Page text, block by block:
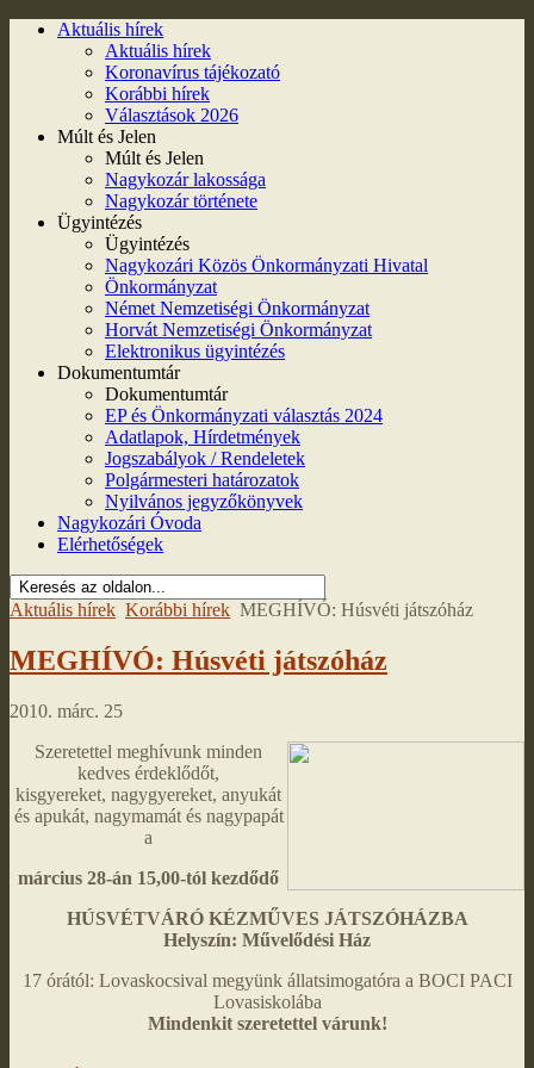
Aktuális hírek
Aktuális hírek
Koronavírus tájékozató
Korábbi hírek
Választások 2026
Múlt és Jelen
Múlt és Jelen
Nagykozár lakossága
Nagykozár története
Ügyintézés
Ügyintézés
Nagykozári Közös Önkormányzati Hivatal
Önkormányzat
Német Nemzetiségi Önkormányzat
Horvát Nemzetiségi Önkormányzat
Elektronikus ügyintézés
Dokumentumtár
Dokumentumtár
EP és Önkormányzati választás 2024
Adatlapok, Hírdetmények
Jogszabályok / Rendeletek
Polgármesteri határozatok
Nyilvános jegyzőkönyvek
Nagykozári Óvoda
Elérhetőségek
Aktuális hírek Korábbi hírek MEGHÍVÓ: Húsvéti játszóház
MEGHÍVÓ: Húsvéti játszóház
2010. márc. 25
Szeretettel meghívunk minden
kedves érdeklődőt,
kisgyereket, nagygyereket, anyukát
és apukát, nagymamát és nagypapát
a
március 28-án 15,00-tól kezdődő
HÚSVÉTVÁRÓ KÉZMŰVES JÁTSZÓHÁZBA
Helyszín: Művelődési Ház
17 órától: Lovaskocsival megyünk állatsimogatóra a BOCI PACI
Lovasiskolába
Mindenkit szeretettel várunk!